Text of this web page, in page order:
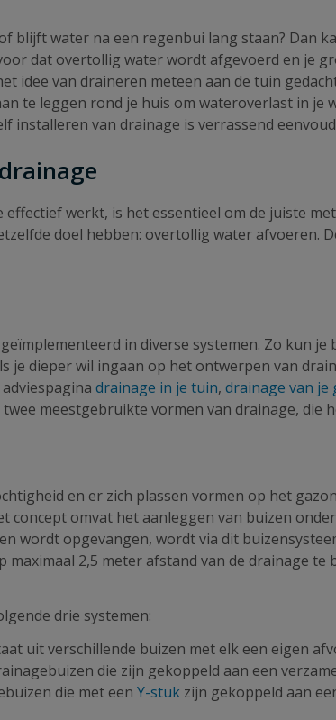
blijft water na een regenbui lang staan? Dan
dat overtollig water wordt afgevoerd en je
idee van draineren meteen aan de tuin
te leggen rond je huis om wateroverlast in
installeren van drainage is verrassend
werkt, is het essentieel om de juiste
doel hebben: overtollig water afvoeren.
in diverse systemen. Zo kun
je dieper wil ingaan op het ontwerpen van
drainage in je tuin, drainage van je
meestgebruikte vormen van drainage,
en er zich plassen vormen op het
concept omvat het aanleggen van buizen
wordt opgevangen, wordt via dit
2,5 meter afstand van de drainage
drie systemen:
uit verschillende buizen met elk een eigen
die zijn gekoppeld aan een
die met een Y-stuk zijn gekoppeld aan